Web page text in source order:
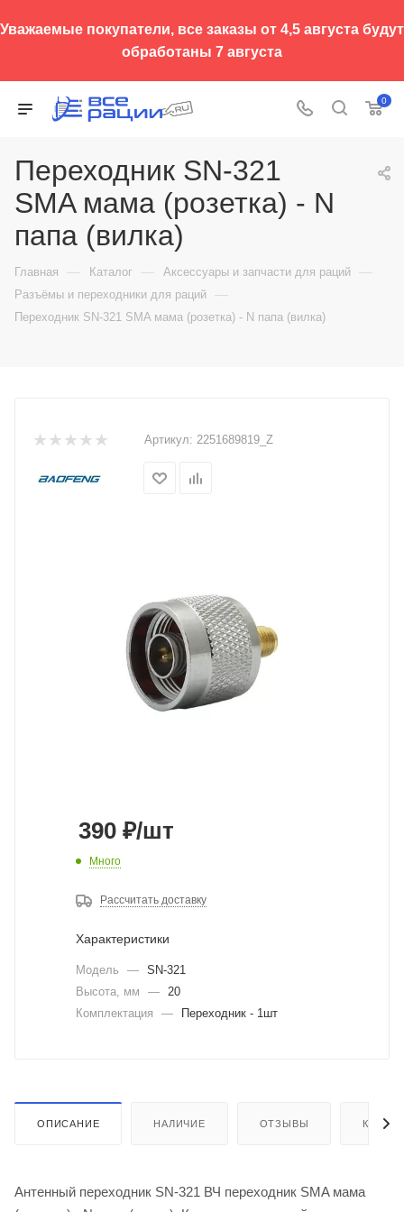
Уважаемые покупатели, все заказы от 4,5 августа будут
обработаны 7 августа
0
Переходник SN-321
SMA мама (розетка) - N
папа (вилка)
Главная — Каталог — Аксессуары и запчасти для раций —
Разъёмы и переходники для раций —
Переходник SN-321 SMA мама (розетка) - N папа (вилка)
Артикул: 2251689819_Z
390 ₽/шт
Много
Рассчитать доставку
Характеристики
Модель — SN-321
Высота, мм
—
20
Комплектация
— Переходник - 1шт
ОПИСАНИЕ НАЛИЧИЕ ОТЗЫВЫ КАК
Антенный переходник SN-321 ВЧ переходник SMA мама